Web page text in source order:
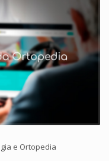
e Ortopedia